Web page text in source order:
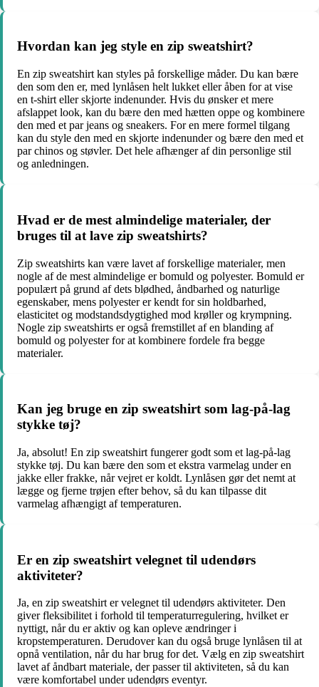
Hvordan kan jeg style en zip sweatshirt?
En zip sweatshirt kan styles på forskellige måder. Du kan bære
den som den er, med lynlåsen helt lukket eller åben for at vise
en t-shirt eller skjorte indenunder. Hvis du ønsker et mere
afslappet look, kan du bære den med hætten oppe og kombinere
den med et par jeans og sneakers. For en mere formel tilgang
kan du style den med en skjorte indenunder og bære den med et
par chinos og støvler. Det hele afhænger af din personlige stil
og anledningen.
Hvad er de mest almindelige materialer, der
bruges til at lave zip sweatshirts?
Zip sweatshirts kan være lavet af forskellige materialer, men
nogle af de mest almindelige er bomuld og polyester. Bomuld er
populært på grund af dets blødhed, åndbarhed og naturlige
egenskaber, mens polyester er kendt for sin holdbarhed,
elasticitet og modstandsdygtighed mod krøller og krympning.
Nogle zip sweatshirts er også fremstillet af en blanding af
bomuld og polyester for at kombinere fordele fra begge
materialer.
Kan jeg bruge en zip sweatshirt som lag-på-lag
stykke tøj?
Ja, absolut! En zip sweatshirt fungerer godt som et lag-på-lag
stykke tøj. Du kan bære den som et ekstra varmelag under en
jakke eller frakke, når vejret er koldt. Lynlåsen gør det nemt at
lægge og fjerne trøjen efter behov, så du kan tilpasse dit
varmelag afhængigt af temperaturen.
Er en zip sweatshirt velegnet til udendørs
aktiviteter?
Ja, en zip sweatshirt er velegnet til udendørs aktiviteter. Den
giver fleksibilitet i forhold til temperaturregulering, hvilket er
nyttigt, når du er aktiv og kan opleve ændringer i
kropstemperaturen. Derudover kan du også bruge lynlåsen til at
opnå ventilation, når du har brug for det. Vælg en zip sweatshirt
lavet af åndbart materiale, der passer til aktiviteten, så du kan
være komfortabel under udendørs eventyr.